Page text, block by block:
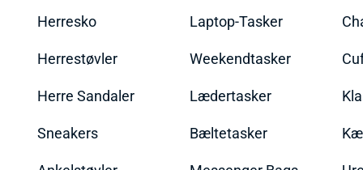
Herresko
Herrestøvler
Herre Sandaler
Sneakers
Laptop-Tasker
Weekendtasker
Lædertasker
Bæltetasker